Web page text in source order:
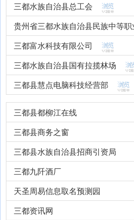
三都水族自治县总工会
贵州省三都水族自治县民族中等职
三都富水科技有限公司
三都水族自治县国有拉揽林场
三都县慧点电脑科技经营部
三都县都柳江在线
三都县商务之窗
三都县水族自治县招商引资局
三都九阡酒厂
天圣周易信息取名预测园
三都资讯网